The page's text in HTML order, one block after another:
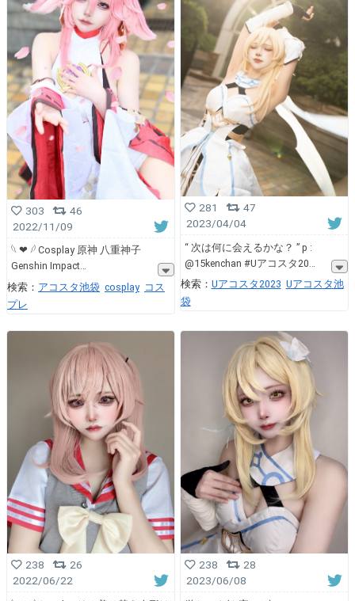
303
46
2022/11/09
𓆩 ❤︎ 𓆪 Cosplay 原神 八重神子
Genshin Impact
検索： アコスタ池袋 cosplay コス
プレ
281
47
2023/04/04
“ 次は何に会えるかな？ ” p :
@15kenchan #Uアコスタ20
検索： Uアコスタ2023 Uアコスタ池
袋
238
26
2022/06/22
238
28
2023/06/08